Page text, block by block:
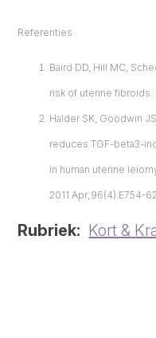
Referenties
Baird DD, Hill MC,
risk of uterine fibroids.
Halder SK, Goodwin
reduces TGF-beta3-
in human uterine
2011 Apr;96(4):E754-
Rubriek Kort &